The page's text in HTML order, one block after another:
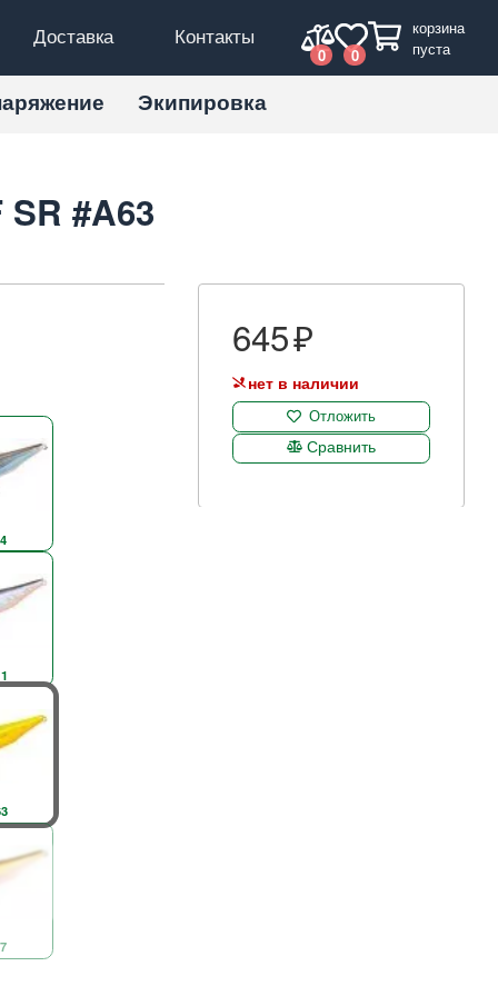
Доставка Контакты
0 0
корзина
пуста
Экипировка
#A63
645
нет в наличии
Отложить
Сравнить